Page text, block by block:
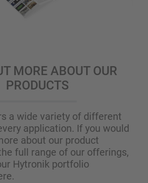
MORE ABOUT OUR
PRODUCTS
a wide variety of different
application. If you would
about our product
full range of our offerings,
Hytronik portfolio